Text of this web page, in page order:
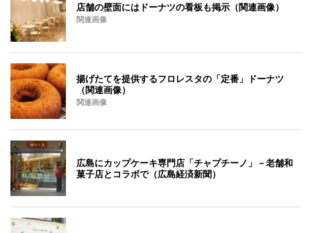
店舗の壁面にはドーナツの看板も掲示（関連画像）
関連画像
揚げたてを提供するフロレスタの「定番」ドーナツ
（関連画像）
関連画像
広島にカップケーキ専門店「チャプチーノ」－老舗和
菓子店とコラボで（広島経済新聞）